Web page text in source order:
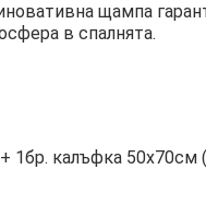
щампа
в спалнята.
+ 1бр. калъфка